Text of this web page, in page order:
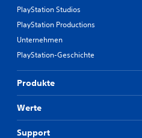
PlayStation Studios
PlayStation Productions
Unternehmen
PlayStation-Geschichte
Produkte
Werte
Support